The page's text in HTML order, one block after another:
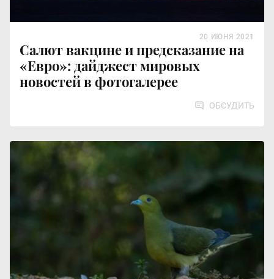
Салют вакцине и предсказание на
«Евро»: дайджест мировых
новостей в фотогалерее
20 ИЮНЯ 2021
ОБСУДИТЬ